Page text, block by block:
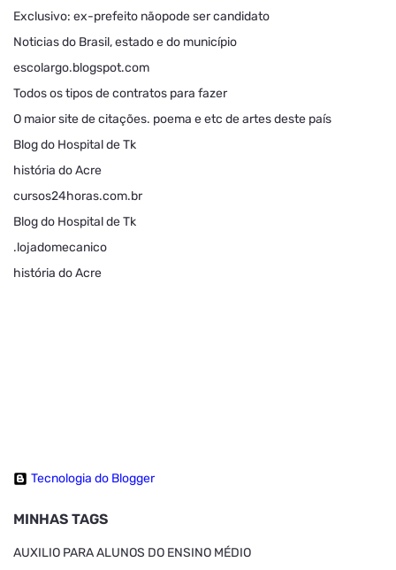
Exclusivo: ex-prefeito nãopode ser candidato
Noticias do Brasil, estado e do município
escolargo.blogspot.com
Todos os tipos de contratos para fazer
O maior site de citações. poema e etc de artes deste país
Blog do Hospital de Tk
história do Acre
cursos24horas.com.br
Blog do Hospital de Tk
.lojadomecanico
história do Acre
Tecnologia do Blogger
MINHAS TAGS
AUXILIO PARA ALUNOS DO ENSINO MÉDIO